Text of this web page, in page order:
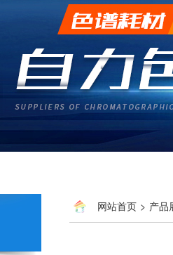
网站首页 > 产品